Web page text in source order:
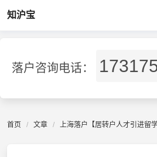
知沪宝
落户咨询电话：
首页 文章 上海落户【居转户人才引进留学